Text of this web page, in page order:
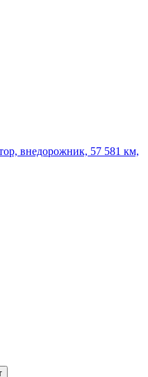
внедорожник, 57 581 км,